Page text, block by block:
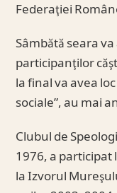
Federaţiei
Sâmbătă seara
participanţilor
la final va avea
sociale”, au mai
Clubul de
1976, a participat
la Izvorul